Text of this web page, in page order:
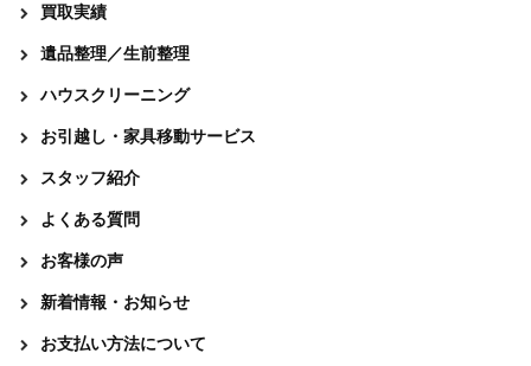
買取実績
遺品整理／生前整理
ハウスクリーニング
お引越し・家具移動サービス
スタッフ紹介
よくある質問
お客様の声
新着情報・お知らせ
お支払い方法について